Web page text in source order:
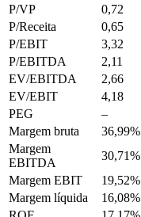
P/VP
0,72
P/Receita
0,65
P/EBIT
3,32
P/EBITDA
2,11
EV/EBITDA
2,66
EV/EBIT
4,18
PEG
–
Margem bruta
36,99%
Margem
EBITDA
30,71%
Margem EBIT
19,52%
Margem líquida
16,08%